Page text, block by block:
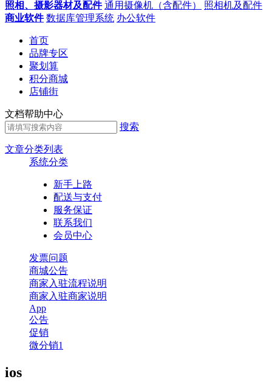
照相、摄影器材及配件 通用摄像机（含配件）
照相机及配件
商业软件 数据库管理系统 办公软件
首页
品牌专区
聚划算
积分商城
店铺街
文档帮助中心
搜索
文章分类列表
系统分类
新手上路
配送与支付
服务保证
联系我们
会员中心
发票问题
商城公告
商家入驻流程说明
商家入驻商家说明
App
公告
促销
微分销1
ios